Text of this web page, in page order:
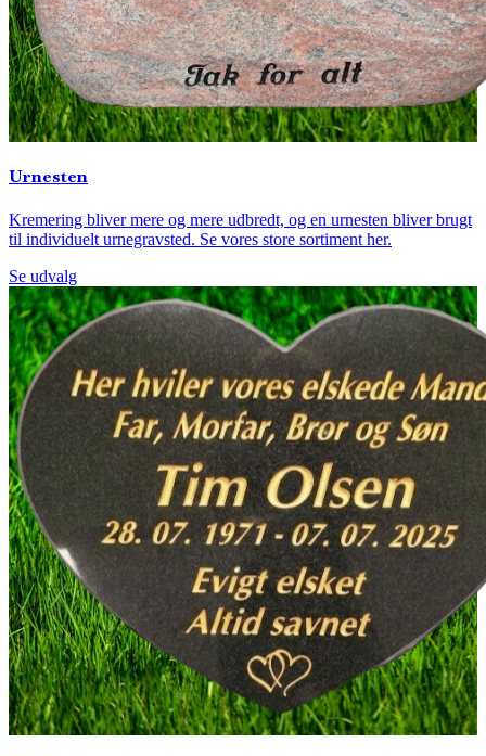
Urnesten
Kremering bliver mere og mere udbredt, og en urnesten bliver brugt
til individuelt urnegravsted. Se vores store sortiment her.
Se udvalg